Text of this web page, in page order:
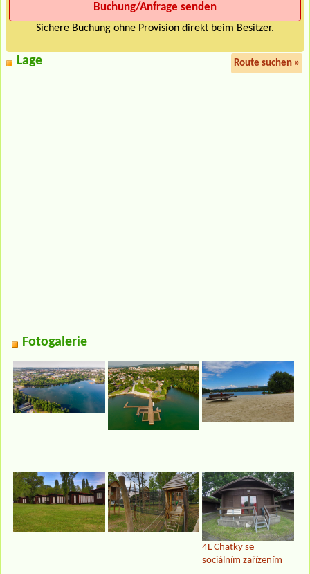
Sichere Buchung ohne Provision direkt beim Besitzer.
Lage Route suchen »
Fotogalerie
4L Chatky se
sociálním zařízením